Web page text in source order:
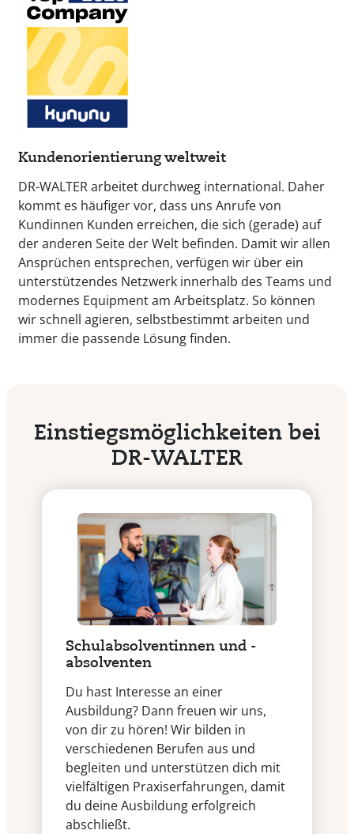
Kundenorientierung weltweit
DR-WALTER arbeitet durchweg international. Daher
kommt es häufiger vor, dass uns Anrufe von
Kundinnen Kunden erreichen, die sich (gerade) auf
der anderen Seite der Welt befinden. Damit wir allen
Ansprüchen entsprechen, verfügen wir über ein
unterstützendes Netzwerk innerhalb des Teams und
modernes Equipment am Arbeitsplatz. So können
wir schnell agieren, selbstbestimmt arbeiten und
immer die passende Lösung finden.
Einstiegs­möglich­kei­ten bei
DR-WALTER
Schulabsolventinnen und -
absolventen
Du hast Interesse an einer
Ausbildung? Dann freuen wir uns,
von dir zu hören! Wir bilden in
verschiedenen Berufen aus und
begleiten und unterstützen dich mit
vielfältigen Praxiserfahrungen, damit
du deine Ausbildung erfolgreich
abschließt.